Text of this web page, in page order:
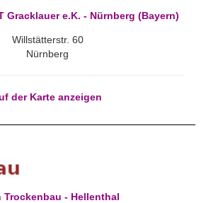
Gracklauer e.K. - Nürnberg (Bayern)
Willstätterstr. 60
Nürnberg
der Karte anzeigen
Trockenbau - Hellenthal